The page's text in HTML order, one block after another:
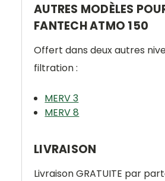
AUTRES MODÈLES
FANTECH ATMO 150
Offert dans deux autres
filtration :
MERV 3
MERV 8
LIVRAISON
LivraisonGRATUITE par